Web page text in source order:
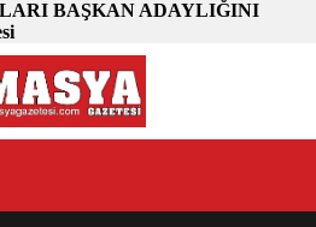
BAŞKAN ADAYLIĞINI